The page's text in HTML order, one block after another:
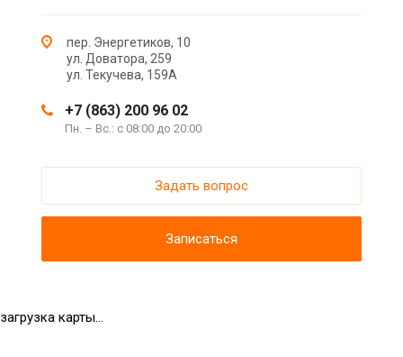
пер. Энергетиков, 10
ул. Доватора, 259
ул. Текучева, 159А
+7 (863) 200 96 02
Пн. – Вс.: с 08:00 до 20:00
Задать вопрос
Записаться
загрузка карты...